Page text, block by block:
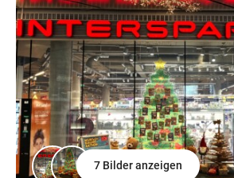
Wegbeschreibung
7 Bilder anzeigen